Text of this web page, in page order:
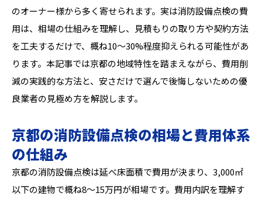
のオーナー様から多く寄せられます。実は消防設備点検の費
用は、相場の仕組みを理解し、見積もりの取り方や契約方法
を工夫するだけで、概ね10〜30%程度抑えられる可能性があ
ります。本記事では京都の地域特性を踏まえながら、費用削
減の実践的な方法と、安さだけで選んで後悔しないための優
良業者の見極め方を解説します。
京都の消防設備点検の相場と費用体系
の仕組み
京都の消防設備点検は延べ床面積で費用が決まり、3,000㎡
以下の建物で概ね8〜15万円が相場です。費用内訳を理解す